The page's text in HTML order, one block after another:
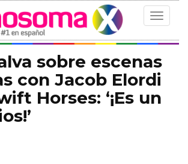
Toggle
sobre escenas
con Jacob Elordi
Horses: ‘¡Es un